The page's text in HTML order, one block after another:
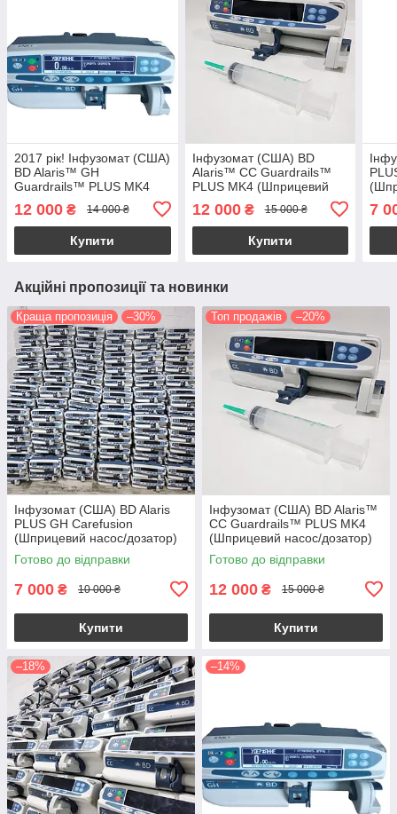
2017 рік! Інфузомат (США)
BD Alaris™ GH
Guardrails™ PLUS MK4
дозатор)
12 000 ₴ 14 000 ₴
Купити
Інфузомат (США) BD
Alaris™ CC Guardrails™
PLUS MK4 (Шприцевий
12 000₴ 15 000 ₴
Купити
7
Акційні пропозиції та новинки
Краща пропозиція –30%
Інфузомат (США) BD Alaris
PLUS GH Carefusion
(Шприцевий насос/дозатор)
Готово до відправки
7 000 ₴ 10 000 ₴
Купити
Топ продажів –20%
Інфузомат (США) BD Alaris™
CC Guardrails™ PLUS MK4
(Шприцевий насос/дозатор)
Готово до відправки
12 000 ₴ 15 000 ₴
Купити
–18% –14%